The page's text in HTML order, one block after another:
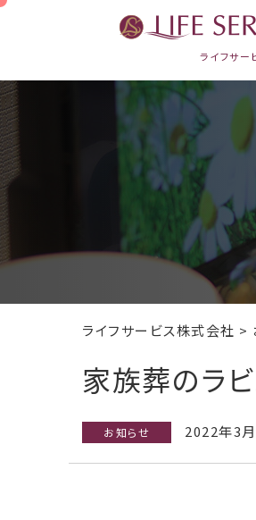
ライフサー
ライフサービス株式会社 >
家族葬のラビ
お知らせ 2022年3